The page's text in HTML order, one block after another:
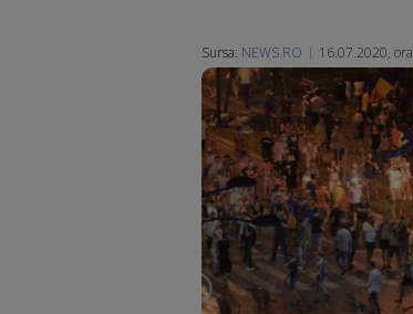
Sursa: NEWS.RO 16.07.2020,